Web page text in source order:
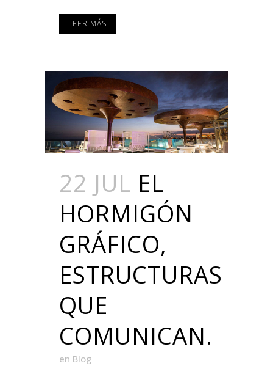
LEER MÁS
22 JUL EL
HORMIGÓN
GRÁFICO,
ESTRUCTURAS
QUE
COMUNICAN.
en Blog